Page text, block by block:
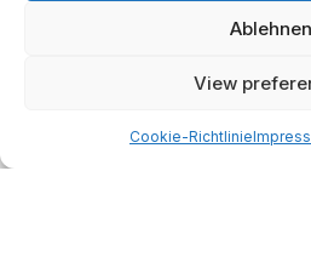
Ablehnen
View
Cookie-Richtlinie
Kapital